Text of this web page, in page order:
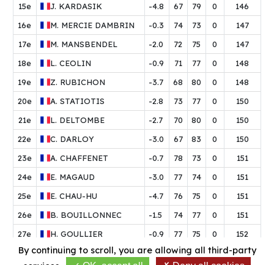
15e
J. KARDASIK -4.8 67 79 0
146
16e
M. MERCIE DAMBRIN -0.3 74 73 0
147
17e
M. MANSBENDEL -2.0 72 75 0
147
18e
L. CEOLIN -0.9 71 77 0
148
19e
Z. RUBICHON -3.7 68 80 0
148
20e
A. STATIOTIS -2.8 73 77 0
150
21e
L. DELTOMBE -2.7 70 80 0
150
22e
C. DARLOY -3.0 67 83 0
150
23e
A. CHAFFENET -0.7 78 73 0
151
24e
E. MAGAUD -3.0 77 74 0
151
25e
E. CHAU-HU -4.7 76 75 0
151
26e
B. BOUILLONNEC -1.5 74 77 0
151
27e
H. GOULLIER -0.9 77 75 0
152
28e
C. DANTEN-AZFI -2.8 75 77 0 152
By continuing to scroll, you are allowing all third-party